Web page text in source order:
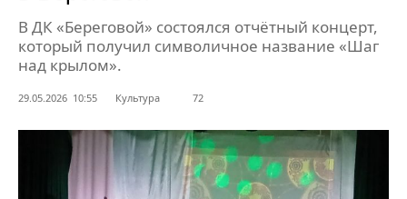
В ДК «Береговой» состоялся отчётный концерт,
который получил символичное название «Шаг
над крылом».
29.05.2026 10:55 Культура 72